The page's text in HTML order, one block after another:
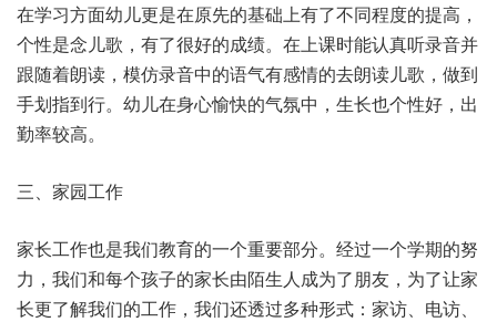
在学习方面幼儿更是在原先的基础上有了不同程度的提高，
个性是念儿歌，有了很好的成绩。在上课时能认真听录音并
跟随着朗读，模仿录音中的语气有感情的去朗读儿歌，做到
手划指到行。幼儿在身心愉快的气氛中，生长也个性好，出
勤率较高。
三、家园工作
家长工作也是我们教育的一个重要部分。经过一个学期的努
力，我们和每个孩子的家长由陌生人成为了朋友，为了让家
长更了解我们的工作，我们还透过多种形式：家访、电访、